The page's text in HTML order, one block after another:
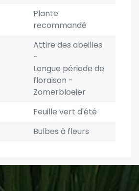
Plante
recommandé
Attire des abeilles
Longue période de
floraison
Zomerbloeier
Feuille vert d'été
Bulbes à fleurs